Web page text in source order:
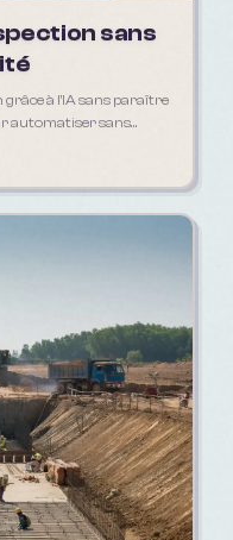
sans
à l'IA sans paraître
automatiser sans